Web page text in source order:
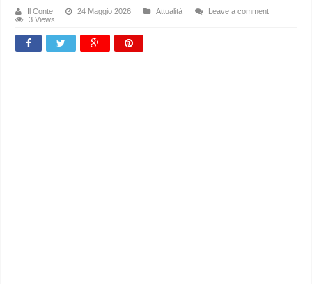
Il Conte 24 Maggio 2026 Attualità
Leave a comment
3 Views